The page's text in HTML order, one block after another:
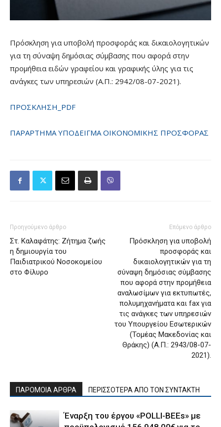
Πρόσκληση για υποβολή προσφοράς και δικαιολογητικών
για τη σύναψη δημόσιας σύμβασης που αφορά στην
προμήθεια ειδών γραφείου και γραφικής ύλης για τις
ανάγκες των υπηρεσιών (Α.Π.: 2942/08-07-2021).
ΠΡΟΣΚΛΗΣΗ_PDF
ΠΑΡΑΡΤΗΜΑ ΥΠΟΔΕΙΓΜΑ ΟΙΚΟΝΟΜΙΚΗΣ ΠΡΟΣΦΟΡΑΣ
Προηγούμενο άρθρο
Στ. Καλαφάτης: Ζήτημα ζωής
η δημιουργία του
Παιδιατρικού Νοσοκομείου
στο Φίλυρο
Επόμενο άρθρο
Πρόσκληση για υποβολή
προσφοράς και
δικαιολογητικών για τη
σύναψη δημόσιας σύμβασης
που αφορά στην προμήθεια
αναλωσίμων για εκτυπωτές,
πολυμηχανήματα και fax για
τις ανάγκες των υπηρεσιών
του Υπουργείου Εσωτερικών
(Τομέας Μακεδονίας και
Θράκης) (Α.Π.: 2943/08-07-
2021).
ΠΑΡΟΜΟΙΑ ΑΡΘΡΑ ΠΕΡΙΣΣΟΤΕΡΑ ΑΠΟ ΤΟΝ ΣΥΝΤΑΚΤΗ
Έναρξη του έργου «POLLI-BEEs» με